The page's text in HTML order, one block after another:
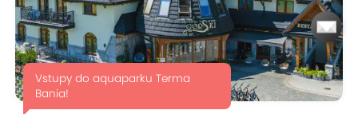
Vstupy do aquaparku Terma
Bania!